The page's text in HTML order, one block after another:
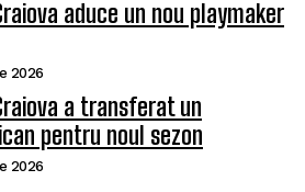
aduce un nou playmaker
2026
a transferat un
pentru noul sezon
2026